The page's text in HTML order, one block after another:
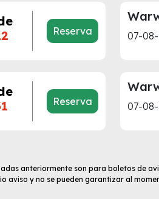
Reserva 07-
Reserva 07-
anteriormente son para boletos de
aviso y no se pueden garantizar al